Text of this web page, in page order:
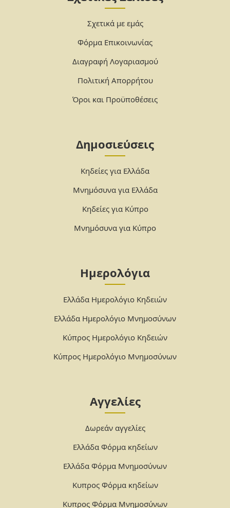
Σχετικά με εμάς
Φόρμα Επικοινωνίας
Διαγραφή Λογαριασμού
Πολιτική Απορρήτου
Όροι και Προϋποθέσεις
Δημοσιεύσεις
Κηδείες για Ελλάδα
Μνημόσυνα για Ελλάδα
Κηδείες για Κύπρο
Μνημόσυνα για Κύπρο
Ημερολόγια
Ελλάδα Ημερολόγιο Κηδειών
Ελλάδα Ημερολόγιο Μνημοσύνων
Κύπρος Ημερολόγιο Κηδειών
Κύπρος Ημερολόγιο Μνημοσύνων
Αγγελίες
Δωρεάν αγγελίες
Ελλάδα Φόρμα κηδείων
Ελλάδα Φόρμα Μνημοσύνων
Κυπρος Φόρμα κηδείων
Κυπρος Φόρμα Μνημοσύνων